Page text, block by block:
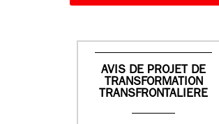
AVIS DE PROJET DE
TRANSFORMATION
TRANSFRONTALIERE